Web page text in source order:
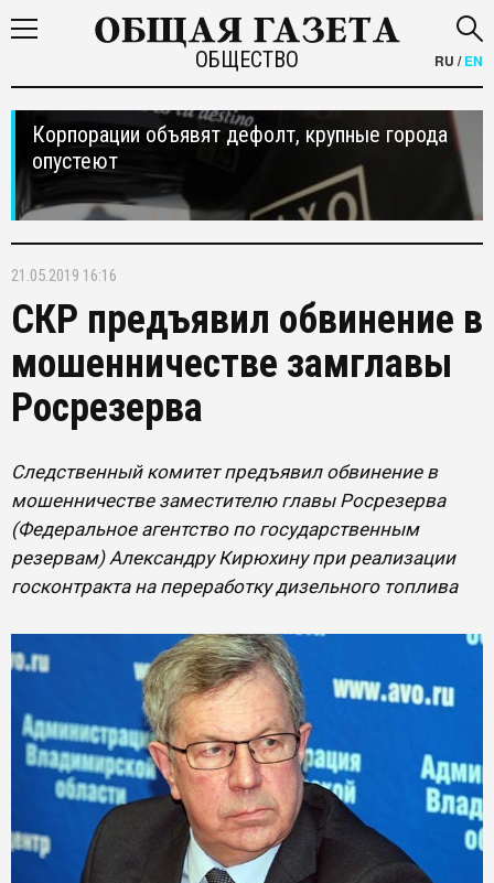
ОБЩЕСТВО RU /EN
Корпорации объявят дефолт, крупные города
опустеют
21.05.2019 16:16
СКР предъявил обвинение в
мошенничестве замглавы
Росрезерва
Следственный комитет предъявил обвинение в
мошенничестве заместителю главы Росрезерва
(Федеральное агентство по государственным
резервам) Александру Кирюхину при реализации
госконтракта на переработку дизельного топлива